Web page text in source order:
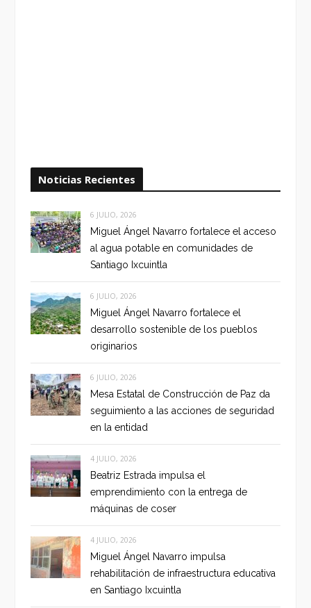
Noticias Recientes
6 JULIO, 2026
Miguel Ángel Navarro fortalece el acceso
al agua potable en comunidades de
Santiago Ixcuintla
6 JULIO, 2026
Miguel Ángel Navarro fortalece el
desarrollo sostenible de los pueblos
originarios
6 JULIO, 2026
Mesa Estatal de Construcción de Paz da
seguimiento a las acciones de seguridad
en la entidad
4 JULIO, 2026
Beatriz Estrada impulsa el
emprendimiento con la entrega de
máquinas de coser
4 JULIO, 2026
Miguel Ángel Navarro impulsa
rehabilitación de infraestructura educativa
en Santiago Ixcuintla